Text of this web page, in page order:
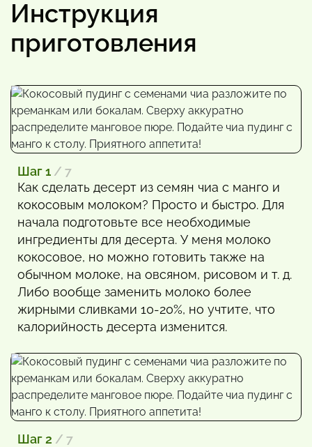
Инструкция
приготовления
Шаг 1 / 7
Как сделать десерт из семян чиа с манго и
кокосовым молоком? Просто и быстро. Для
начала подготовьте все необходимые
ингредиенты для десерта. У меня молоко
кокосовое, но можно готовить также на
обычном молоке, на овсяном, рисовом и т. д.
Либо вообще заменить молоко более
жирными сливками 10-20%, но учтите, что
калорийность десерта изменится.
Шаг 2 / 7